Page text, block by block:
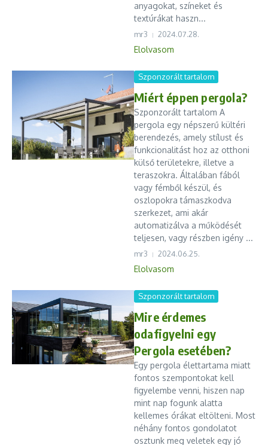
anyagokat, színeket és
textúrákat haszn...
mr3 2024.07.28.
Elolvasom
Szponzorált tartalom
Miért éppen pergola?
Szponzorált tartalom A
pergola egy népszerű kültéri
berendezés, amely stílust és
funkcionalitást hoz az otthoni
külső területekre, illetve a
teraszokra. Általában fából
vagy fémből készül, és
oszlopokra támaszkodva
szerkezet, ami akár
automatizálva a működését
teljesen, vagy részben igény ...
mr3 2024.06.25.
Elolvasom
Szponzorált tartalom
Mire érdemes
odafigyelni egy
Pergola esetében?
Egy pergola élettartama miatt
fontos szempontokat kell
figyelembe venni, hiszen nap
mint nap fogunk alatta
kellemes órákat eltölteni. Most
néhány fontos gondolatot
osztunk meg veletek egy jó